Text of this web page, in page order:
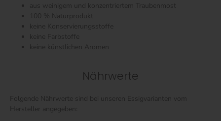
aus weinigem und konzentriertem Traubenmost
100 % Naturprodukt
keine Konservierungsstoffe
keine Farbstoffe
keine künstlichen Aromen
Nährwerte
Folgende Nährwerte sind bei unseren Essigvarianten vom
Hersteller angegeben: